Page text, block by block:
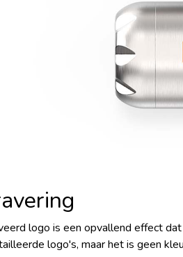
logo is een opvallend effect
logo's, maar het is geen